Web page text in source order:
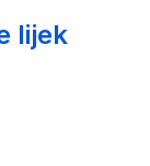
lijek